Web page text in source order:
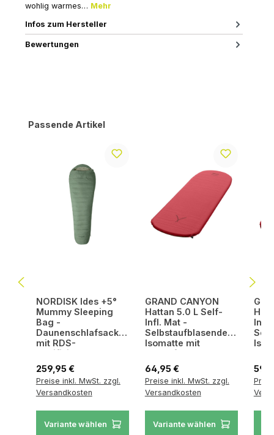
wohlig warmes… Mehr
Infos zum Hersteller
Bewertungen
Produktgalerie überspringen
Passende Artikel
NORDISK Ides +5°
Mummy Sleeping
Bag -
Daunenschlafsack
mit RDS-
zertifizierter Crystal
Down® Füllung
Regulärer Preis:
259,95 €
Preise inkl. MwSt. zzgl.
Versandkosten
Variante wählen
GRAND CANYON
Hattan 5.0 L Self-
Infl. Mat -
Selbstaufblasende
Isomatte mit
rutschfester
Unterseite
Regulärer Preis:
64,95 €
Preise inkl. MwSt. zzgl.
Versandkosten
Variante wählen
Infl.